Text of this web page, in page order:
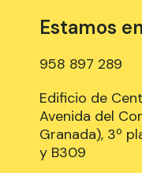
Estamos
958 897 289
Edificio de
Avenida del
Granada), 3º
y B309